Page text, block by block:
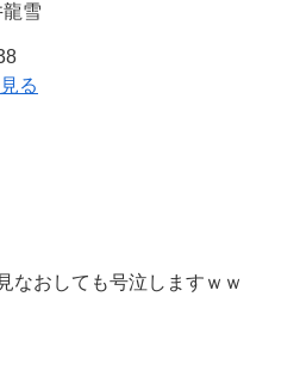
雪
る
なおしても号泣しますｗｗ